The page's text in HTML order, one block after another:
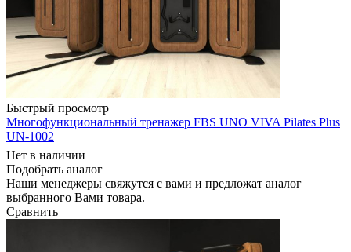
Быстрый просмотр
Многофункциональный тренажер FBS UNO VIVA Pilates Plus
UN-1002
Нет в наличии
Подобрать аналог
Наши менеджеры свяжутся с вами и предложат аналог
выбранного Вами товара.
Сравнить